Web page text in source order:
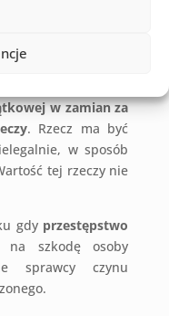
karze pozbawienia
że taką
w zamian za
. Rzecz ma być
w sposób
tej rzeczy nie
gdy przestępstwo
na szkodę osoby
sprawcy czynu